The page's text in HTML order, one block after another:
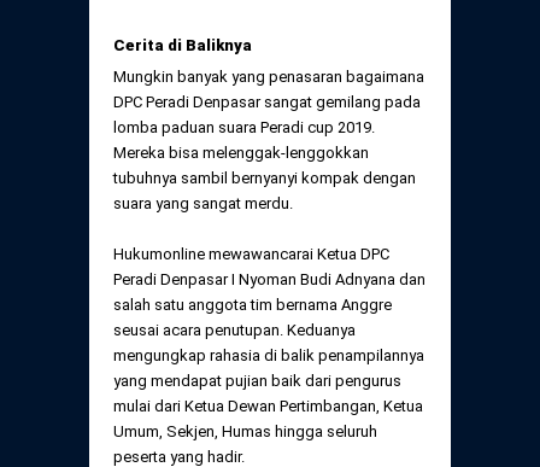
Cerita di Baliknya
Mungkin banyak yang penasaran bagaimana
DPC Peradi Denpasar sangat gemilang pada
lomba paduan suara Peradi cup 2019.
Mereka bisa melenggak-lenggokkan
tubuhnya sambil bernyanyi kompak dengan
suara yang sangat merdu.
Hukumonline mewawancarai Ketua DPC
Peradi Denpasar I Nyoman Budi Adnyana dan
salah satu anggota tim bernama Anggre
seusai acara penutupan. Keduanya
mengungkap rahasia di balik penampilannya
yang mendapat pujian baik dari pengurus
mulai dari Ketua Dewan Pertimbangan, Ketua
Umum, Sekjen, Humas hingga seluruh
peserta yang hadir.